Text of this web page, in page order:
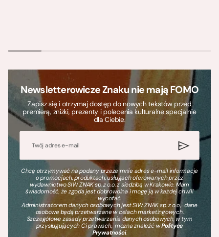
Newsletterowicze Znaku nie mają FOMO
Zapisz się i otrzymaj dostęp do nowych tekstów przed
premierą, zniżki, prezenty i polecenia kulturalne specjalnie
dla Ciebie.
Chcę otrzymywać na podany przeze mnie adres e-mail informacje
o promocjach, produktach, usługach oferowanych przez
wydawnictwo SIW ZNAK sp. z o.o. z siedzibą w Krakowie. Mam
świadomość, że zgoda jest dobrowolna i mogę ją w każdej chwili
wycofać.
Administratorem danych osobowych jest SIW ZNAK sp. z o.o., dane
osobowe będą przetwarzane w celach marketingowych.
Szczegółowe zasady przetwarzania danych osobowych, w tym
przysługujących Ci prawach, można znaleźć wPolityce
Prywatności.